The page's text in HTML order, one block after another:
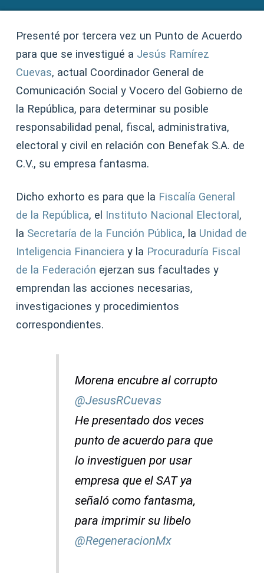
Presenté por tercera vez un Punto de Acuerdo
para que se investigué a Jesús Ramírez
Cuevas, actual Coordinador General de
Comunicación Social y Vocero del Gobierno de
la República, para determinar su posible
responsabilidad penal, fiscal, administrativa,
electoral y civil en relación con Benefak S.A. de
C.V., su empresa fantasma.
Dicho exhorto es para que la Fiscalía General
de la República, el Instituto Nacional Electoral,
la Secretaría de la Función Pública, la Unidad de
Inteligencia Financiera y la Procuraduría Fiscal
de la Federación ejerzan sus facultades y
emprendan las acciones necesarias,
investigaciones y procedimientos
correspondientes.
Morena encubre al corrupto
@JesusRCuevas
He presentado dos veces
punto de acuerdo para que
lo investiguen por usar
empresa que el SAT ya
señaló como fantasma,
para imprimir su libelo
@RegeneracionMx